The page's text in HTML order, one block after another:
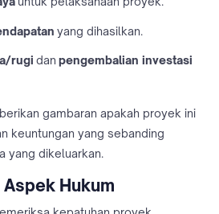
yang dihasilkan.
rugi dan pengembalian investasi
gambaran apakah proyek ini
keuntungan yang sebanding
yang dikeluarkan.
Hukum